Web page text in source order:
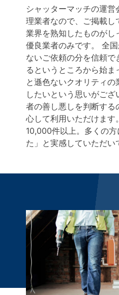
シャッターマッチの運営
理業者なので、ご掲載し
業界を熟知したものがし
優良業者のみです。 全
ないご依頼の分を信頼で
るというところから始ま
と遜色ないクオリティの
したいという思いがご
者の善し悪しを判断する
心して利用いただけます
10,000件以上。多くの
た」と実感していただい